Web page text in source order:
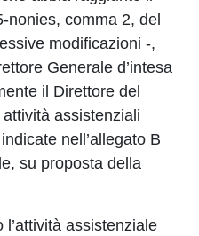
nonies, comma 2, del
modificazioni -,
Generale d’intesa
il Direttore del
assistenziali
nell’allegato B
su proposta della
assistenziale